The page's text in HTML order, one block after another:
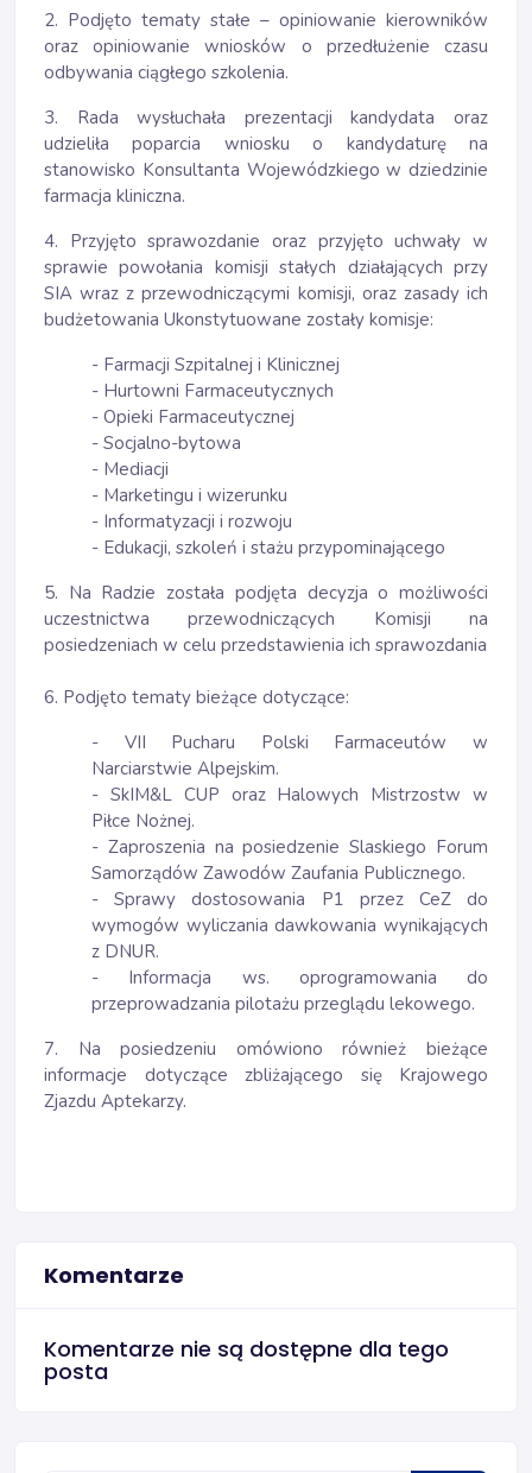
2. Podjęto tematy stałe – opiniowanie kierowników
oraz opiniowanie wniosków o przedłużenie czasu
odbywania ciągłego szkolenia.
3. Rada wysłuchała prezentacji kandydata oraz
udzieliła poparcia wniosku o kandydaturę na
stanowisko Konsultanta Wojewódzkiego w dziedzinie
farmacja kliniczna.
4. Przyjęto sprawozdanie oraz przyjęto uchwały w
sprawie powołania komisji stałych działających przy
SIA wraz z przewodniczącymi komisji, oraz zasady ich
budżetowania Ukonstytuowane zostały komisje:
- Farmacji Szpitalnej i Klinicznej
- Hurtowni Farmaceutycznych
- Opieki Farmaceutycznej
- Socjalno-bytowa
- Mediacji
- Marketingu i wizerunku
- Informatyzacji i rozwoju
- Edukacji, szkoleń i stażu przypominającego
5. Na Radzie została podjęta decyzja o możliwości
uczestnictwa przewodniczących Komisji na
posiedzeniach w celu przedstawienia ich sprawozdania
6. Podjęto tematy bieżące dotyczące:
- VII Pucharu Polski Farmaceutów w
Narciarstwie Alpejskim.
- SkIM&L CUP oraz Halowych Mistrzostw w
Piłce Nożnej.
- Zaproszenia na posiedzenie Slaskiego Forum
Samorządów Zawodów Zaufania Publicznego.
- Sprawy dostosowania P1 przez CeZ do
wymogów wyliczania dawkowania wynikających
z DNUR.
- Informacja ws. oprogramowania do
przeprowadzania pilotażu przeglądu lekowego.
7. Na posiedzeniu omówiono również bieżące
informacje dotyczące zbliżającego się Krajowego
Zjazdu Aptekarzy.
Komentarze
Komentarze nie są dostępne dla tego
posta